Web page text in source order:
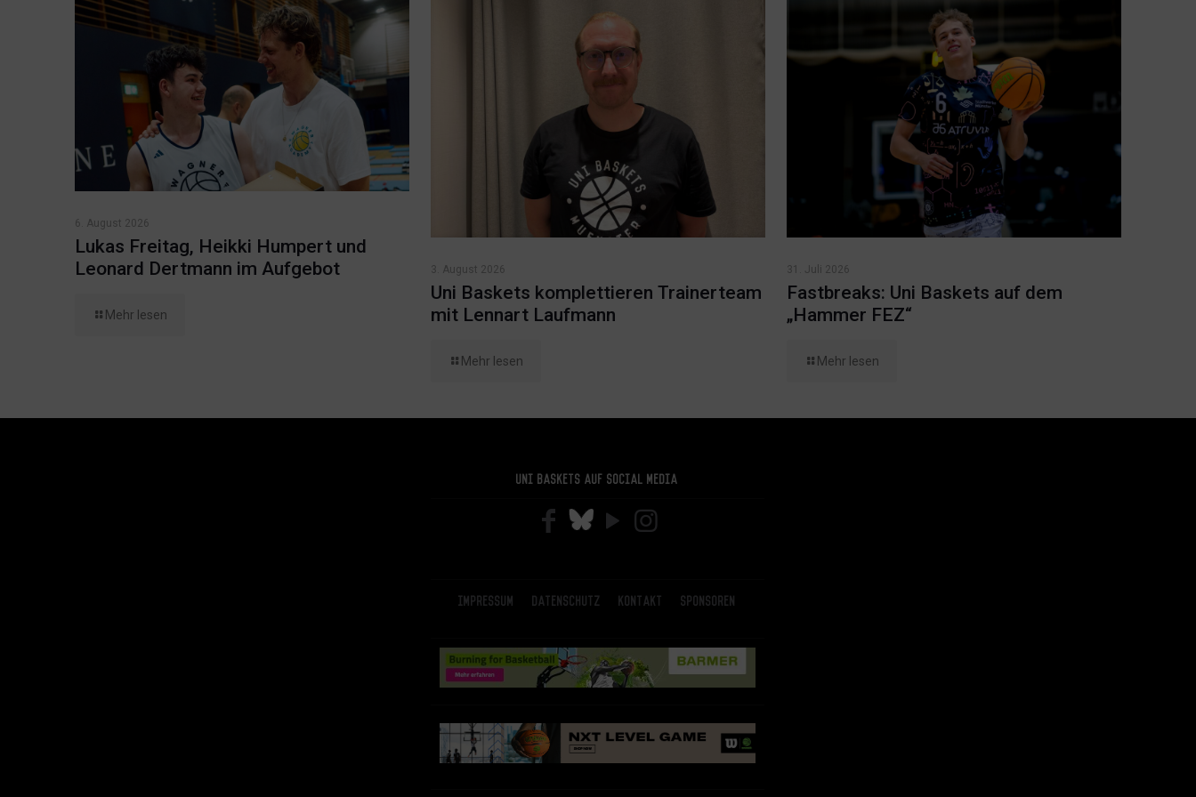
6. August 2026
Lukas Freitag, Heikki Humpert und
Leonard Dertmann im Aufgebot
Mehr lesen
3. August 2026
Uni Baskets komplettieren Trainerteam
mit Lennart Laufmann
Mehr lesen
31. Juli 2026
Fastbreaks: Uni Baskets auf dem
„Hammer FEZ“
Mehr lesen
Uni Baskets auf Social Media
Impressum Datenschutz Kontakt Sponsoren